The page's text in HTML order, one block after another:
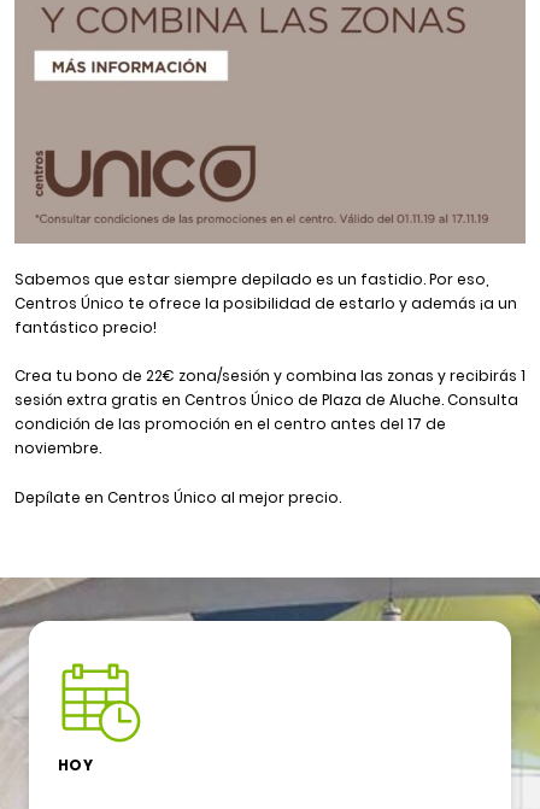
Sabemos que estar siempre depilado es un fastidio. Por eso,
Centros Único te ofrece la posibilidad de estarlo y además ¡a un
fantástico precio!
Crea tu bono de 22€ zona/sesión y combina las zonas y recibirás 1
sesión extra gratis en Centros Único de Plaza de Aluche. Consulta
condición de las promoción en el centro antes del 17 de
noviembre.
Depílate en Centros Único al mejor precio.
HOY